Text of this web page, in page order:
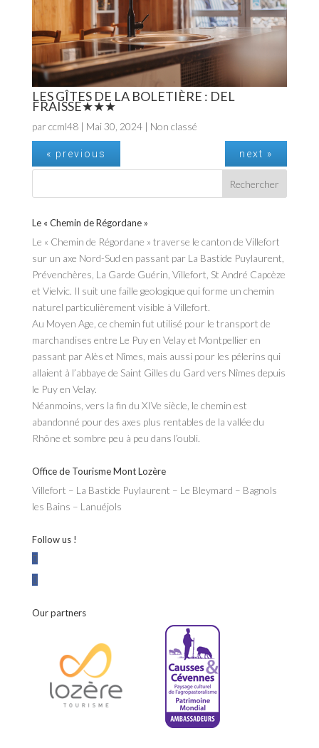
LES GÎTES DE LA BOLETIÈRE : DEL
FRAISSE
par ccml48| Mai 30, 2024| Non classé
next »
« previous
Le « Chemin de Régordane »
Le « Chemin de Régordane » traverse le canton de Villefort
sur un axe Nord-Sud en passant par La Bastide Puylaurent,
Prévenchères, La Garde Guérin, Villefort, St André Capcèze
et Vielvic. Il suit une faille geologique qui forme un chemin
naturel particulièrement visible à Villefort.
Au Moyen Age, ce chemin fut utilisé pour le transport de
marchandises entre Le Puy en Velay et Montpellier en
passant par Alès et Nîmes, mais aussi pour les pélerins qui
allaient à l’abbaye de Saint Gilles du Gard vers Nîmes depuis
le Puy en Velay.
Néanmoins, vers la fin du XIVe siècle, le chemin est
abandonné pour des axes plus rentables de la vallée du
Rhône et sombre peu à peu dans l’oubli.
Office de Tourisme Mont Lozère
Villefort – La Bastide Puylaurent – Le Bleymard – Bagnols
les Bains – Lanuéjols
Follow us !
Our partners